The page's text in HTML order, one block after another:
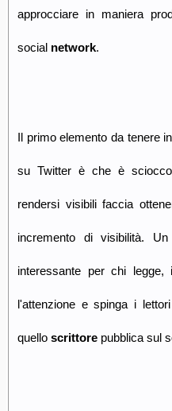
approcciare in maniera
social network.
Il primo elemento da tenere
su Twitter è che è
rendersi visibili faccia
incremento di visibilità.
interessante per chi
l'attenzione e spinga i
quello scrittore pubblica sul